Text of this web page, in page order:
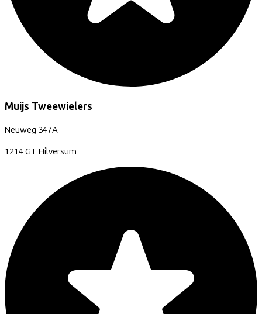
Muijs Tweewielers
Neuweg 347A
1214 GT Hilversum